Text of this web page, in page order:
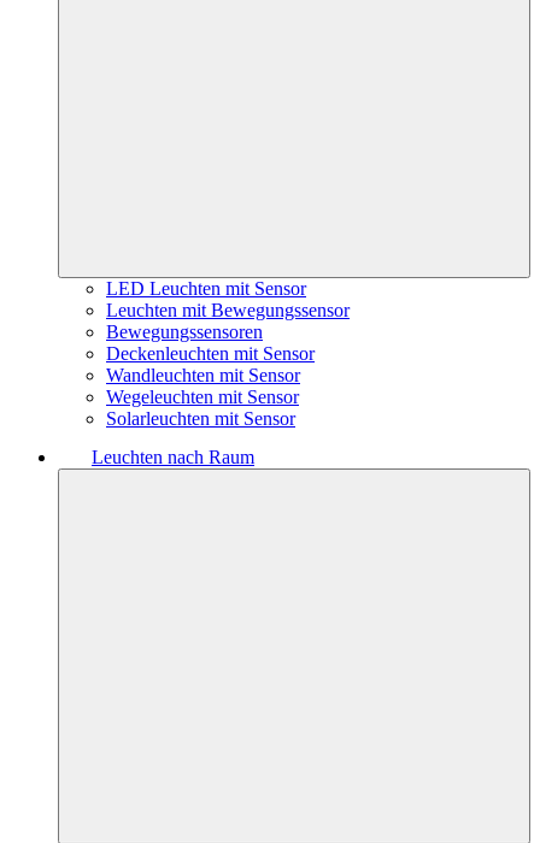
LED Leuchten mit Sensor
Leuchten mit Bewegungssensor
Bewegungssensoren
Deckenleuchten mit Sensor
Wandleuchten mit Sensor
Wegeleuchten mit Sensor
Solarleuchten mit Sensor
Leuchten nach Raum